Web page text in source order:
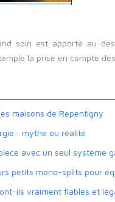
soin est apporté au
la prise en compte
maisons de Repentigny
: mythe ou réalité
avec un seul système
petits mono-splits pour
ils vraiment fiables et